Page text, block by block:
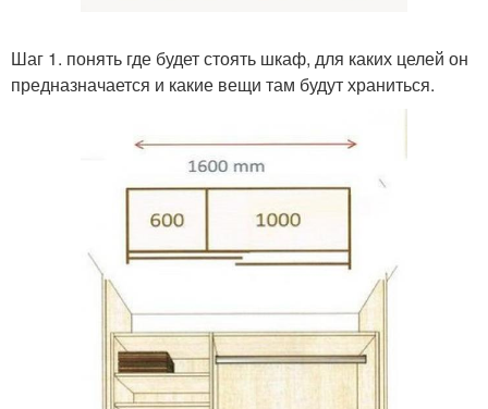
Шаг 1. понять где будет стоять шкаф, для каких целей он
предназначается и какие вещи там будут храниться.